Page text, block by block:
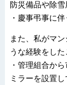
防災備品や除雪
・慶事弔事に
また、私がマ
うな経験をした
・管理組合か
ミラーを設置